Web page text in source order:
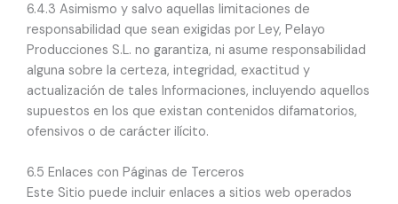
6.4.3 Asimismo y salvo aquellas limitaciones de
responsabilidad que sean exigidas por Ley, Pelayo
Producciones S.L. no garantiza, ni asume responsabilidad
alguna sobre la certeza, integridad, exactitud y
actualización de tales Informaciones, incluyendo aquellos
supuestos en los que existan contenidos difamatorios,
ofensivos o de carácter ilícito.
6.5 Enlaces con Páginas de Terceros
Este Sitio puede incluir enlaces a sitios web operados